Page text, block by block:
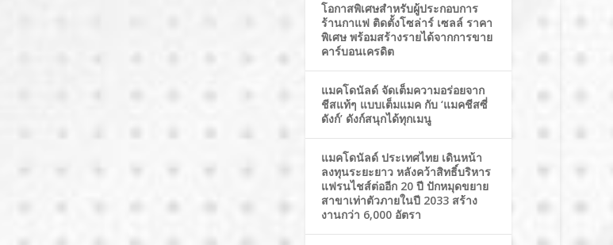
โอกาสพิเศษสำหรับผู้ประกอบการ
ร้านกาแฟ ติดตั้งโซล่าร์ เซลล์ ราคา
พิเศษ พร้อมสร้างรายได้จากการขาย
คาร์บอนเครดิต
แมคโดนัลด์ จัดเต็มความอร่อยจาก
ชีสแท้ๆ แบบเต็มแมค กับ ‘แมคชีสซี่
ดังก์’ ดังก์สนุกได้ทุกเมนู
แมคโดนัลด์ ประเทศไทย เดินหน้า
ลงทุนระยะยาว หลังคว้าสิทธิ์บริหาร
แฟรนไชส์ต่ออีก 20 ปี ปักหมุดขยาย
สาขาเท่าตัวภายในปี 2033 สร้าง
งานกว่า 6,000 อัตรา